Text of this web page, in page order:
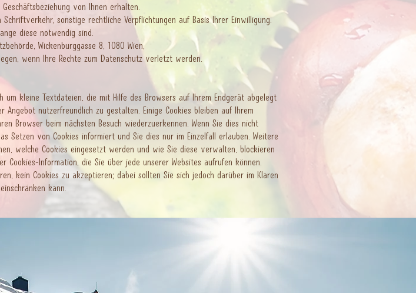
von Ihnen erhalten.
sonstige rechtliche Verpflichtungen auf Basis Ihrer Einwilligung.
diese notwendig sind.
Wickenburggasse 8, 1080 Wien,
wenn Ihre Rechte zum Datenschutz verletzt werden.
kleine Textdateien, die mit Hilfe des Browsers auf Ihrem Endgerät abgelegt
nutzerfreundlich zu gestalten. Einige Cookies bleiben auf Ihrem
Browser beim nächsten Besuch wiederzuerkennen. Wenn Sie dies nicht
Setzen von Cookies informiert und Sie dies nur im Einzelfall erlauben. Weitere
welche Cookies eingesetzt werden und wie Sie diese verwalten, blockieren
Cookies-Information, die Sie über jede unserer Websites aufrufen können.
kein Cookies zu akzeptieren; dabei sollten Sie sich jedoch darüber im Klaren
kann.